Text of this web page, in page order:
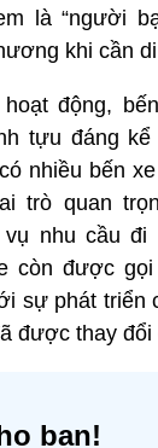
là “người
khi cần
động,
tựu đáng
nhiều bến
trò quan
vụ nhu cầu
còn được
sự phát triển
được thay
bạn!